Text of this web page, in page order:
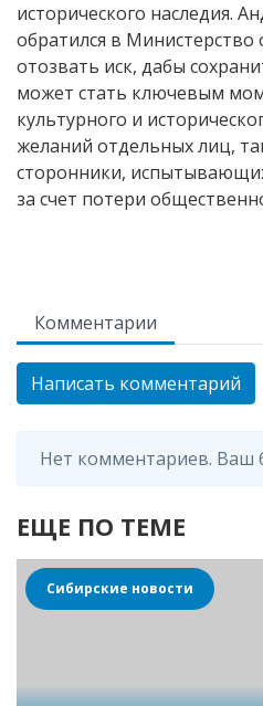
исторического наследия.
обратился в
отозвать иск, дабы
может стать ключевым
культурного и
желаний отдельных лиц,
сторонники,
за счет потери
Комментарии
Написать комментарий
Нет комментариев. Ваш
ЕЩЕ ПО ТЕМЕ
Сибирские новости